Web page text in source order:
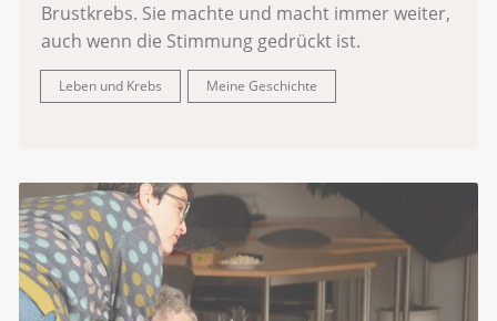
Brustkrebs. Sie machte und macht immer weiter,
auch wenn die Stimmung gedrückt ist.
Leben und Krebs Meine Geschichte